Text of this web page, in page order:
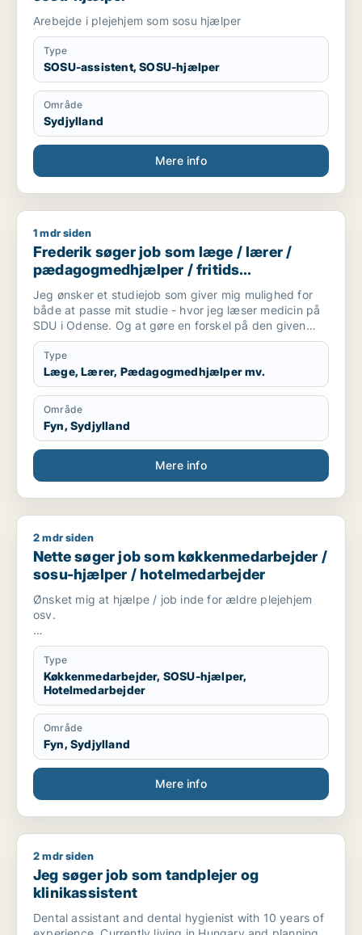
Arebejde i plejehjem som sosu hjælper
Type
SOSU-assistent, SOSU-hjælper
Område
Sydjylland
Mere info
Frederik søger job som læge / lærer / pædagogmedhjælper
1 mdr siden
Frederik søger job som læge / lærer /
pædagogmedhjælper / fritids
medarbejder
Jeg ønsker et studiejob som giver mig mulighed for
både at passe mit studie - hvor jeg læser medicin på
SDU i Odense. Og at gøre en forskel på den given
arbejdsplads.
Type
Læge, Lærer, Pædagogmedhjælper mv.
Område
Fyn, Sydjylland
Mere info
Nette søger job som køkkenmedarbejder / sosu-hjælper /
2 mdr siden
Nette søger job som køkkenmedarbejder /
sosu-hjælper / hotelmedarbejder
Ønsket mig at hjælpe / job inde for ældre plejehjem
osv.
Hotel mange års erfaring køkken oldfrue indkøb
Rengøring mange års erfaring
Type
Køkkenmedarbejder, SOSU-hjælper,
Hotelmedarbejder
Område
Fyn, Sydjylland
Mere info
Jeg søger job som tandplejer og klinikassistent
2 mdr siden
Jeg søger job som tandplejer og
klinikassistent
Dental assistant and dental hygienist with 10 years of